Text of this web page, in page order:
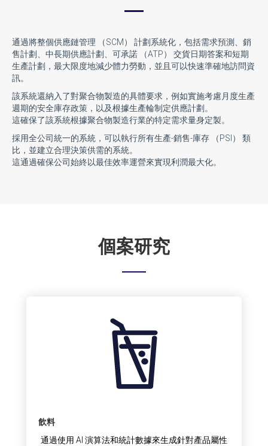
通過將整個供應鏈管理 （SCM） 計劃系統化，包括需求預測、銷
售計劃、中長期供應計劃、可承諾 （ATP） 交貨日期答案和短期
生產計劃，最大限度地減少體力勞動，並且可以快速準確地訪問資
訊。
該系統還納入了對聚合物製造的具體要求，例如實施考慮月度生產
週期的安全庫存政策，以及根據生產輪制定供應計劃。
這確保了該系統根據聚合物製造行業的特定需求量身定製。
採用全公司統一的系統，可以執行所有生產-銷售-庫存 （PSI） 類
比，並建立合理決策供需的系統。
這通過確保公司始終以最佳效率運營來實現利潤最大化。
個案研究
飲料
通過使用 AI 演算法和統計數據來生成針對產品屬性